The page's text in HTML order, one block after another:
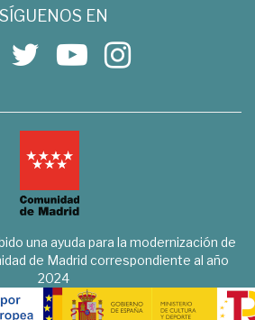
SÍGUENOS EN
una ayuda para la modernización de
de Madrid correspondiente al año
2024